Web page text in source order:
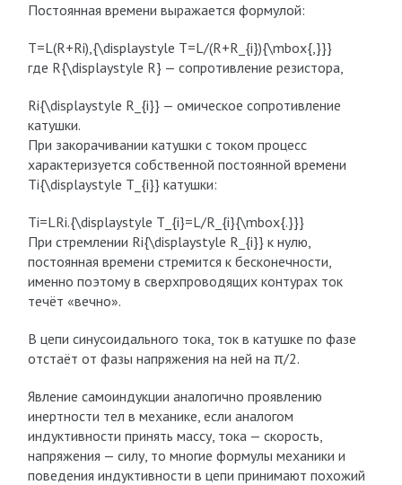
Постоянная времени выражается формулой:
T=L(R+Ri),{\displaystyle T=L/(R+R_{i}){\mbox{,}}}
где R{\displaystyle R} — сопротивление резистора,
Ri{\displaystyle R_{i}} — омическое сопротивление
катушки.
При закорачивании катушки с током процесс
характеризуется собственной постоянной времени
Ti{\displaystyle T_{i}} катушки:
Ti=LRi.{\displaystyle T_{i}=L/R_{i}{\mbox{.}}}
При стремлении Ri{\displaystyle R_{i}} к нулю,
постоянная времени стремится к бесконечности,
именно поэтому в сверхпроводящих контурах ток
течёт «вечно».
В цепи синусоидального тока, ток в катушке по фазе
отстаёт от фазы напряжения на ней на π/2.
Явление самоиндукции аналогично проявлению
инертности тел в механике, если аналогом
индуктивности принять массу, тока — скорость,
напряжения — силу, то многие формулы механики и
поведения индуктивности в цепи принимают похожий